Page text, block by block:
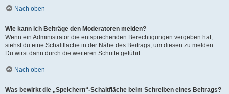
Nach oben
Wie kann ich Beiträge den Moderatoren melden?
Wenn ein Administrator die entsprechenden Berechtigungen vergeben hat,
siehst du eine Schaltfläche in der Nähe des Beitrags, um diesen zu melden.
Du wirst dann durch die weiteren Schritte geführt.
Nach oben
Was bewirkt die „Speichern“-Schaltfläche beim Schreiben eines Beitrags?